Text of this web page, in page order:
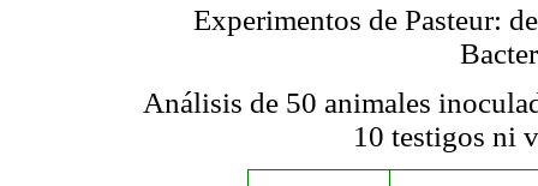
Experimentos de Pasteur:
Análisis de 50 animales
10 testigos ni